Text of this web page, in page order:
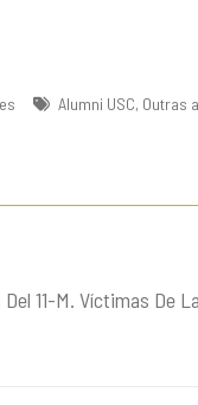
Alumni USC, Outras
11-M. Víctimas De